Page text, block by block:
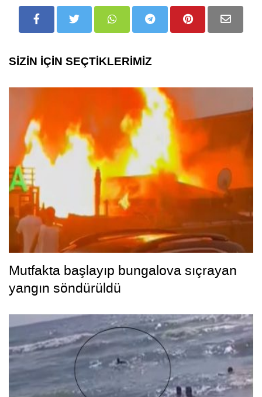
SİZİN İÇİN SEÇTİKLERİMİZ
Mutfakta başlayıp bungalova sıçrayan
yangın söndürüldü